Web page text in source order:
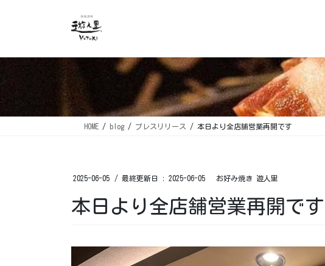
HOME blog プレスリリース 本日より全店舗営業再開です️ ⁡
2025-06-05 / 最終更新日 : 2025-06-05 お好み焼き 遊人里
本日より全店舗営業再開です️ ⁡